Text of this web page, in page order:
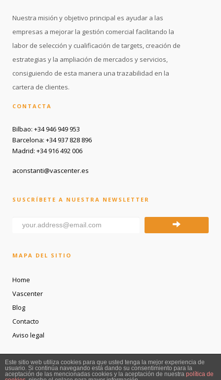
Nuestra misión y objetivo principal es ayudar a las
empresas a mejorar la gestión comercial facilitando la
labor de selección y cualificación de targets, creación de
estrategias y la ampliación de mercados y servicios,
consiguiendo de esta manera una trazabilidad en la
cartera de clientes.
CONTACTA
Bilbao: +34 946 949 953
Barcelona: +34 937 828 896
Madrid: +34 916 492 006
aconstanti@vascenter.es
SUSCRÍBETE A NUESTRA NEWSLETTER
MAPA DEL SITIO
Home
Vascenter
Blog
Contacto
Aviso legal
© Todos los derechos reservados a Vascenter. Desarrollado por
Pymeralia.com
Este sitio web utiliza cookies para que usted tenga la mejor experiencia de
usuario. Si continúa navegando está dando su consentimiento para la
aceptación de las mencionadas cookies y la aceptación de nuestra política de